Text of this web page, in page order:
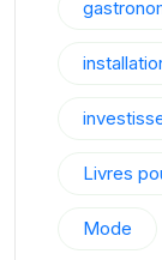
Livres
Mode